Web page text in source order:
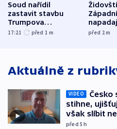
Soud nařídil
zastavit stavbu
Trumpova
tanečního sálu
17:21 před 1 m
a
před 2m
Aktuálně z
VIDEO
Česko
stihne,
však slíbit
před 5h